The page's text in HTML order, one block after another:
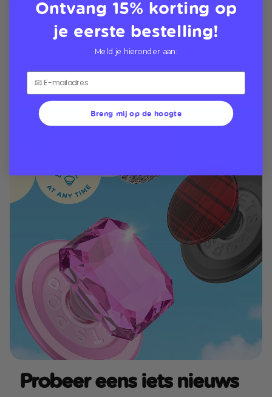
Probeer eens iets nieuws
Ontvang 15% korting op
je eerste bestelling!
Meld je hieronder aan:
Breng mij op de hoogte